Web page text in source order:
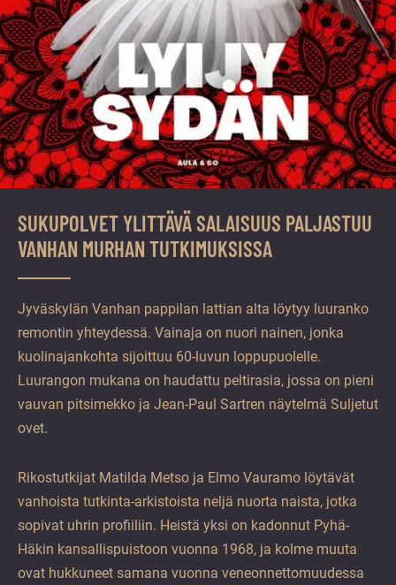
SUKUPOLVET YLITTÄVÄ SALAISUUS PALJASTUU
VANHAN MURHAN TUTKIMUKSISSA
Jyväskylän Vanhan pappilan lattian alta löytyy luuranko
remontin yhteydessä. Vainaja on nuori nainen, jonka
kuolinajankohta sijoittuu 60-luvun loppupuolelle.
Luurangon mukana on haudattu peltirasia, jossa on pieni
vauvan pitsimekko ja Jean-Paul Sartren näytelmä Suljetut
ovet.
Rikostutkijat Matilda Metso ja Elmo Vauramo löytävät
vanhoista tutkinta-arkistoista neljä nuorta naista, jotka
sopivat uhrin profiiliin. Heistä yksi on kadonnut Pyhä-
Häkin kansallispuistoon vuonna 1968, ja kolme muuta
ovat hukkuneet samana vuonna veneonnettomuudessa